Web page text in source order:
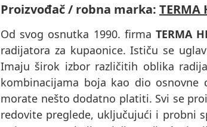
Proizvođač / robna marka: TERMA
Od svog osnutka 1990. firmaTERMA
radijatora za kupaonice. Ističu se
Imaju širok izbor različitih oblika
kombinacijama boja kao dio
morate nešto dodatno platiti. Svi se
redovite preglede, uključujući i probni